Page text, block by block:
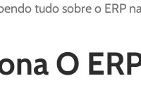
tudo sobre o ERP
O